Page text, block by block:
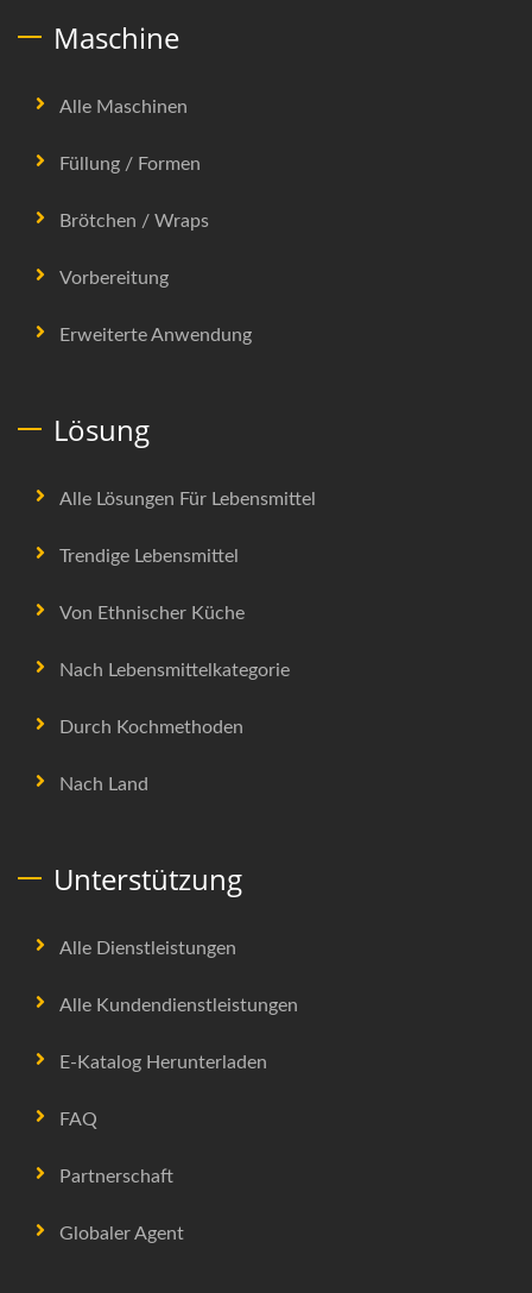
Maschine
Alle Maschinen
Füllung / Formen
Brötchen / Wraps
Vorbereitung
Erweiterte Anwendung
Lösung
Alle Lösungen Für Lebensmittel
Trendige Lebensmittel
Von Ethnischer Küche
Nach Lebensmittelkategorie
Durch Kochmethoden
Nach Land
Unterstützung
Alle Dienstleistungen
Alle Kundendienstleistungen
E-Katalog Herunterladen
FAQ
Partnerschaft
Globaler Agent